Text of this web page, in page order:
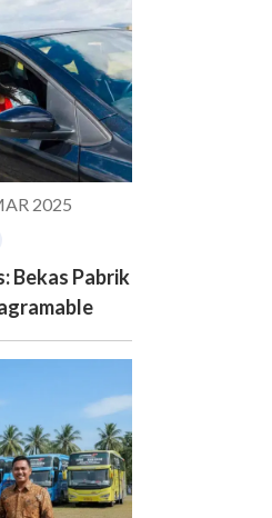
2025
Bekas Pabrik